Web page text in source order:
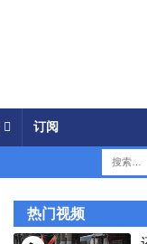
订阅
热门视频